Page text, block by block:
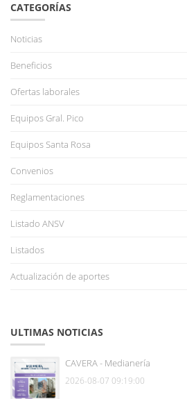
CATEGORÍAS
Noticias
Beneficios
Ofertas laborales
Equipos Gral. Pico
Equipos Santa Rosa
Convenios
Reglamentaciones
Listado ANSV
Listados
Actualización de aportes
ULTIMAS NOTICIAS
CAVERA - Medianería
2026-08-07 09:19:00